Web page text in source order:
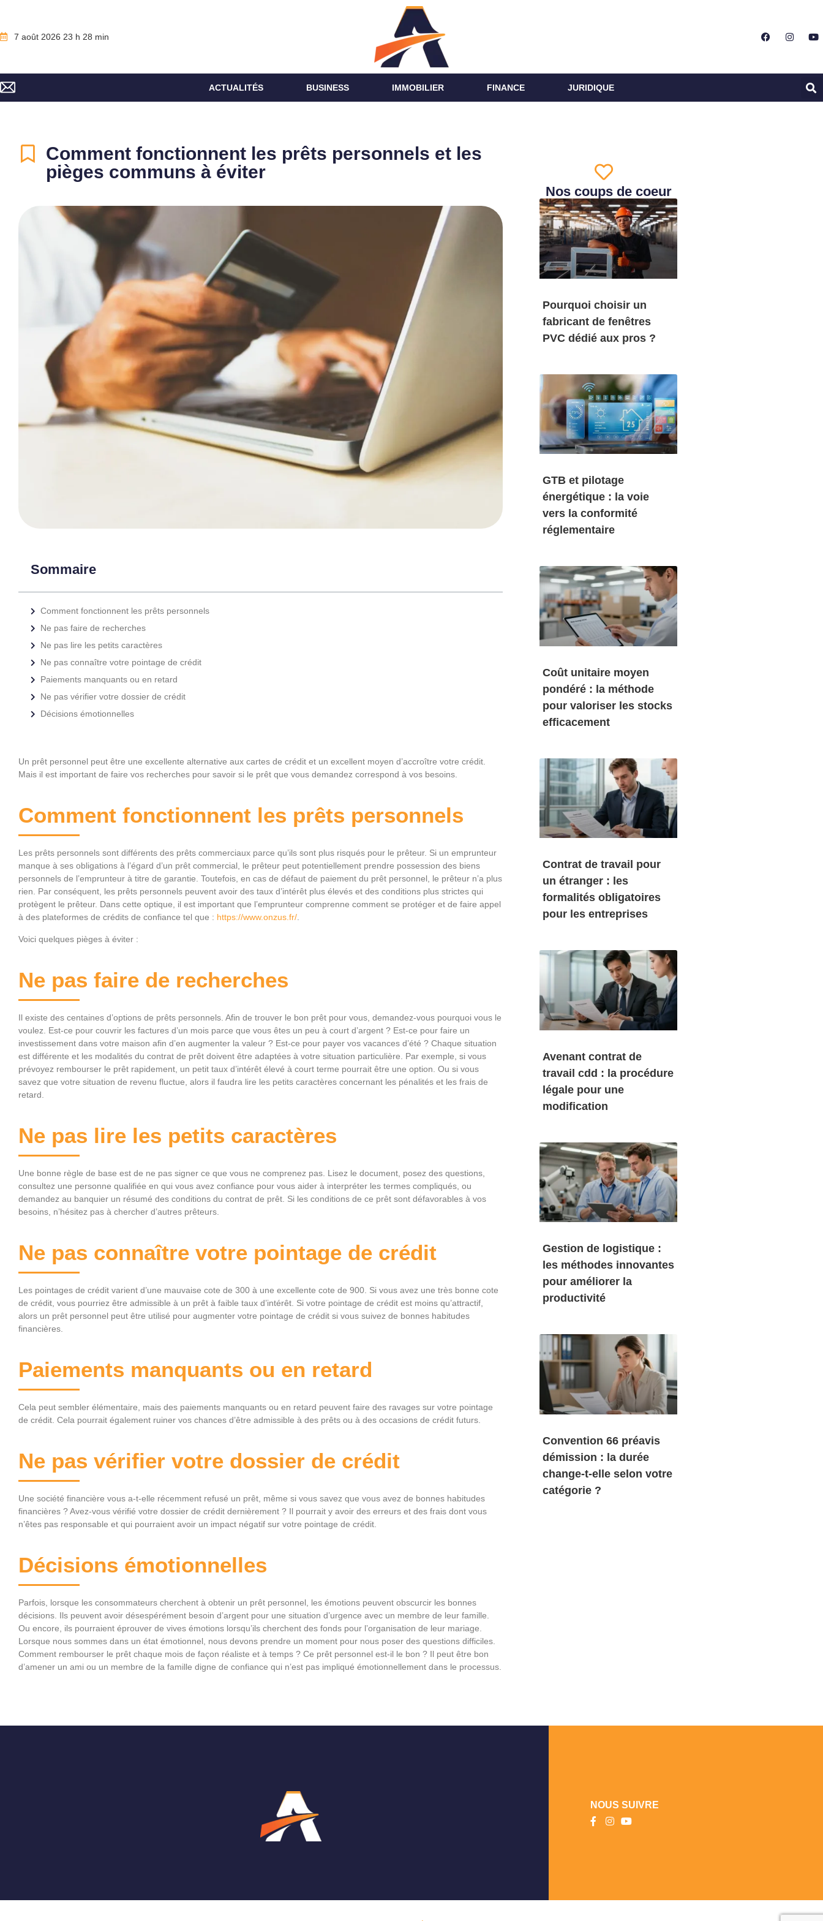
7 août 2026 23 h 28 min
ACTUALITÉS BUSINESS IMMOBILIER FINANCE JURIDIQUE
Comment fonctionnent les prêts personnels et les
pièges communs à éviter
Sommaire
Comment fonctionnent les prêts personnels
Ne pas faire de recherches
Ne pas lire les petits caractères
Ne pas connaître votre pointage de crédit
Paiements manquants ou en retard
Ne pas vérifier votre dossier de crédit
Décisions émotionnelles
Un prêt personnel peut être une excellente alternative aux cartes de crédit et un excellent moyen d’accroître votre crédit.
Mais il est important de faire vos recherches pour savoir si le prêt que vous demandez correspond à vos besoins.
Comment fonctionnent les prêts personnels
Les prêts personnels sont différents des prêts commerciaux parce qu’ils sont plus risqués pour le prêteur. Si un emprunteur
manque à ses obligations à l’égard d’un prêt commercial, le prêteur peut potentiellement prendre possession des biens
personnels de l’emprunteur à titre de garantie. Toutefois, en cas de défaut de paiement du prêt personnel, le prêteur n’a plus
rien. Par conséquent, les prêts personnels peuvent avoir des taux d’intérêt plus élevés et des conditions plus strictes qui
protègent le prêteur. Dans cette optique, il est important que l’emprunteur comprenne comment se protéger et de faire appel
à des plateformes de crédits de confiance tel que : https://www.onzus.fr/
Voici quelques pièges à éviter :
Ne pas faire de recherches
Il existe des centaines d’options de prêts personnels. Afin de trouver le bon prêt pour vous, demandez-vous pourquoi vous le
voulez. Est-ce pour couvrir les factures d’un mois parce que vous êtes un peu à court d’argent ? Est-ce pour faire un
investissement dans votre maison afin d’en augmenter la valeur ? Est-ce pour payer vos vacances d’été ? Chaque situation
est différente et les modalités du contrat de prêt doivent être adaptées à votre situation particulière. Par exemple, si vous
prévoyez rembourser le prêt rapidement, un petit taux d’intérêt élevé à court terme pourrait être une option. Ou si vous
savez que votre situation de revenu fluctue, alors il faudra lire les petits caractères concernant les pénalités et les frais de
retard.
Ne pas lire les petits caractères
Une bonne règle de base est de ne pas signer ce que vous ne comprenez pas. Lisez le document, posez des questions,
consultez une personne qualifiée en qui vous avez confiance pour vous aider à interpréter les termes compliqués, ou
demandez au banquier un résumé des conditions du contrat de prêt. Si les conditions de ce prêt sont défavorables à vos
besoins, n’hésitez pas à chercher d’autres prêteurs.
Ne pas connaître votre pointage de crédit
Les pointages de crédit varient d’une mauvaise cote de 300 à une excellente cote de 900. Si vous avez une très bonne cote
de crédit, vous pourriez être admissible à un prêt à faible taux d’intérêt. Si votre pointage de crédit est moins qu’attractif,
alors un prêt personnel peut être utilisé pour augmenter votre pointage de crédit si vous suivez de bonnes habitudes
financières.
Paiements manquants ou en retard
Cela peut sembler élémentaire, mais des paiements manquants ou en retard peuvent faire des ravages sur votre pointage
de crédit. Cela pourrait également ruiner vos chances d’être admissible à des prêts ou à des occasions de crédit futurs.
Ne pas vérifier votre dossier de crédit
Une société financière vous a-t-elle récemment refusé un prêt, même si vous savez que vous avez de bonnes habitudes
financières ? Avez-vous vérifié votre dossier de crédit dernièrement ? Il pourrait y avoir des erreurs et des frais dont vous
n’êtes pas responsable et qui pourraient avoir un impact négatif sur votre pointage de crédit.
Décisions émotionnelles
Parfois, lorsque les consommateurs cherchent à obtenir un prêt personnel, les émotions peuvent obscurcir les bonnes
décisions. Ils peuvent avoir désespérément besoin d’argent pour une situation d’urgence avec un membre de leur famille.
Ou encore, ils pourraient éprouver de vives émotions lorsqu’ils cherchent des fonds pour l’organisation de leur mariage.
Lorsque nous sommes dans un état émotionnel, nous devons prendre un moment pour nous poser des questions difficiles.
Comment rembourser le prêt chaque mois de façon réaliste et à temps ? Ce prêt personnel est-il le bon ? Il peut être bon
d’amener un ami ou un membre de la famille digne de confiance qui n’est pas impliqué émotionnellement dans le processus.
Nos coups de coeur
Pourquoi choisir un
fabricant de fenêtres
PVC dédié aux pros ?
GTB et pilotage
énergétique : la voie
vers la conformité
réglementaire
Coût unitaire moyen
pondéré : la méthode
pour valoriser les stocks
efficacement
Contrat de travail pour
un étranger : les
formalités obligatoires
pour les entreprises
Avenant contrat de
travail cdd : la procédure
légale pour une
modification
Gestion de logistique :
les méthodes innovantes
pour améliorer la
productivité
Convention 66 préavis
démission : la durée
change-t-elle selon votre
catégorie ?
NOUS SUIVRE